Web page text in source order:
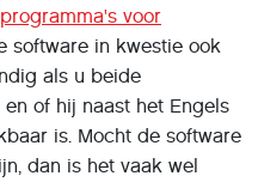
voor
software in kwestie ook
als u beide
of hij naast het Engels
is. Mocht de software
dan is het vaak wel